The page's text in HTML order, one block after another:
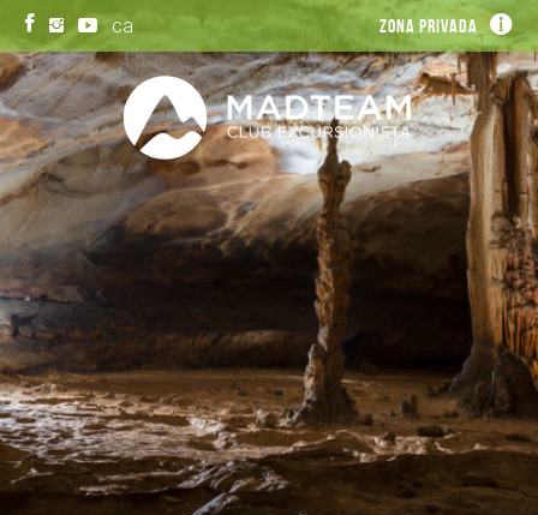
ca Zona privada